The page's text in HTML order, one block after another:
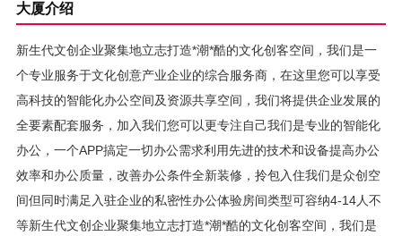
大厦介绍
新生代文创企业聚集地立志打造*潮*酷的文化创客空间，我们是一
个专业服务于文化创意产业企业的综合服务商，在这里您可以享受
高科技的智能化办公空间及资源共享空间，我们将提供企业发展的
全要素配套服务，加入我们您可以更专注自己我们是专业的智能化
办公，一个APP搞定一切办公需求利用先进的技术和设备提高办公
效率和办公质量，改善办公条件全新装修，拎包入住我们是众创空
间但同时满足入驻企业的私密性办公体验房间类型可容纳4-14人不
等新生代文创企业聚集地立志打造*潮*酷的文化创客空间，我们是